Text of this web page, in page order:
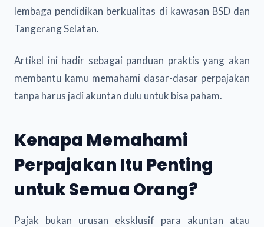
lembaga pendidikan berkualitas di kawasan BSD dan
Tangerang Selatan.
Artikel ini hadir sebagai panduan praktis yang akan
membantu kamu memahami dasar-dasar perpajakan
tanpa harus jadi akuntan dulu untuk bisa paham.
Kenapa Memahami
Perpajakan Itu Penting
untuk Semua Orang?
Pajak bukan urusan eksklusif para akuntan atau